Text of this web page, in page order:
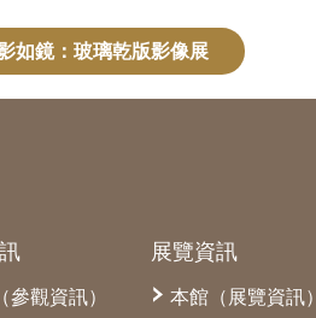
如鏡：玻璃乾版影像展
參觀資訊）
展覽資訊
本館（展覽資訊）